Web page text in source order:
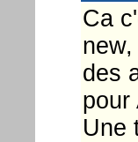
Ca
des
pour
Une